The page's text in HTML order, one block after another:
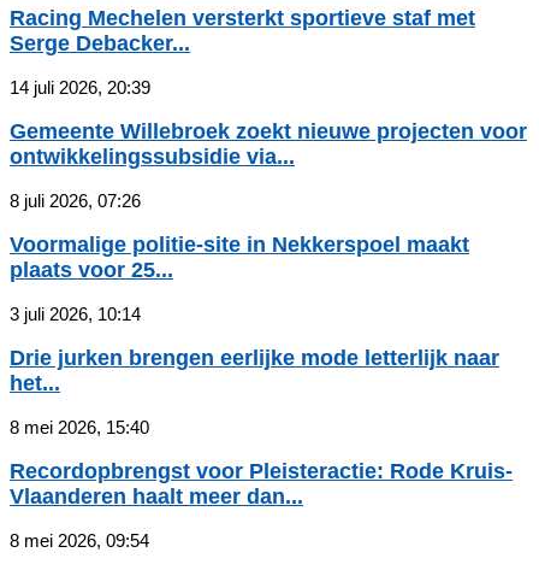
Racing Mechelen versterkt sportieve staf met
Serge Debacker...
14 juli 2026, 20:39
Gemeente Willebroek zoekt nieuwe projecten voor
ontwikkelingssubsidie via...
8 juli 2026, 07:26
Voormalige politie-site in Nekkerspoel maakt
plaats voor 25...
3 juli 2026, 10:14
Drie jurken brengen eerlijke mode letterlijk naar
het...
8 mei 2026, 15:40
Recordopbrengst voor Pleisteractie: Rode Kruis-
Vlaanderen haalt meer dan...
8 mei 2026, 09:54